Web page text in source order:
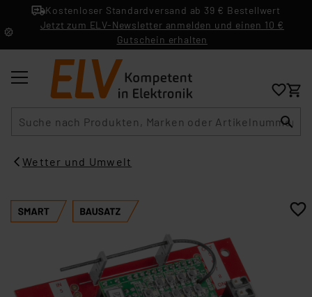
Kostenloser Standardversand ab 39 € Bestellwert
Jetzt zum ELV-Newsletter anmelden und einen 10 €
Gutschein erhalten
Wetter und Umwelt